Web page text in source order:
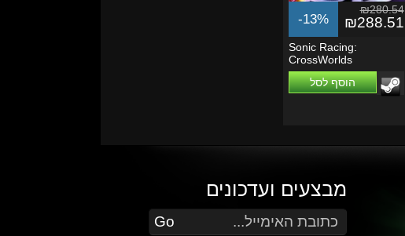
-13%
₪280.54
₪288.51
Sonic Racing:
CrossWorlds
הוסף לסל
מבצעים ועדכונים
הזן את כתובת הדוא"ל שלך כדי להירשם לעדכונים ומבצעים
Go